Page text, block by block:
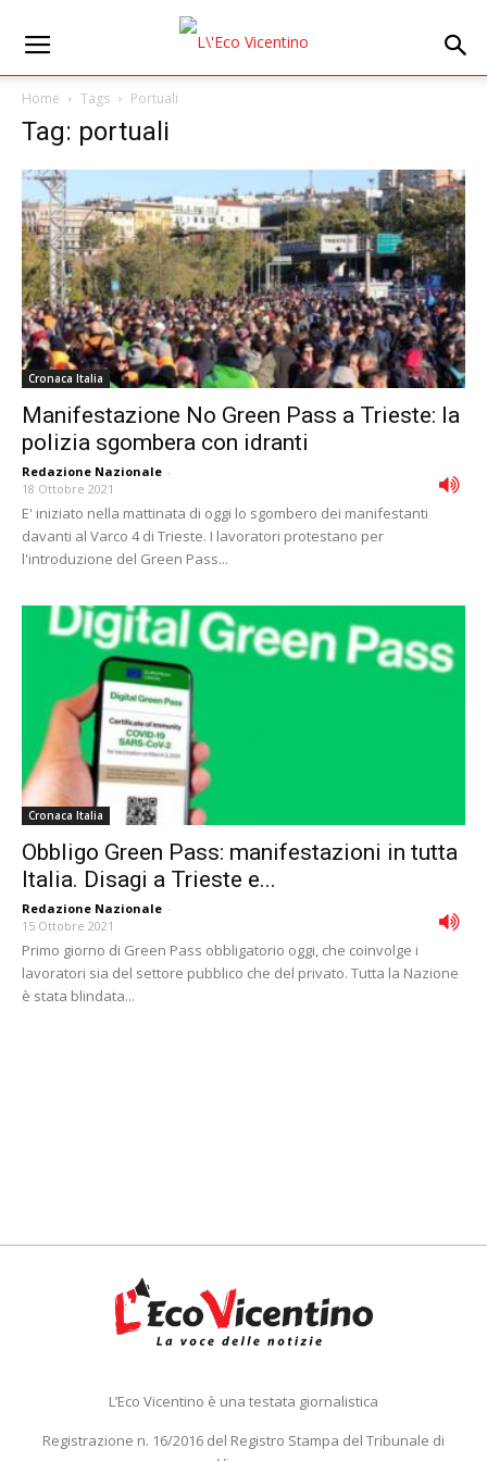
Home Tags Portuali
Tag: portuali
Cronaca Italia
Manifestazione No Green Pass a Trieste: la
polizia sgombera con idranti
Redazione Nazionale -
18 Ottobre 2021
E' iniziato nella mattinata di oggi lo sgombero dei manifestanti
davanti al Varco 4 di Trieste. I lavoratori protestano per
l'introduzione del Green Pass...
Cronaca Italia
Obbligo Green Pass: manifestazioni in tutta
Italia. Disagi a Trieste e...
Redazione Nazionale -
15 Ottobre 2021
Primo giorno di Green Pass obbligatorio oggi, che coinvolge i
lavoratori sia del settore pubblico che del privato. Tutta la Nazione
è stata blindata...
L’Eco Vicentino è una testata giornalistica
Registrazione n. 16/2016 del Registro Stampa del Tribunale di